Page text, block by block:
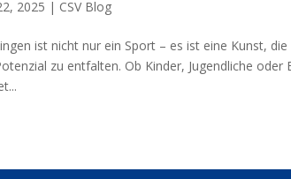
2025 | CSV Blog
ist nicht nur ein Sport – es ist eine Kunst,
zu entfalten. Ob Kinder, Jugendliche